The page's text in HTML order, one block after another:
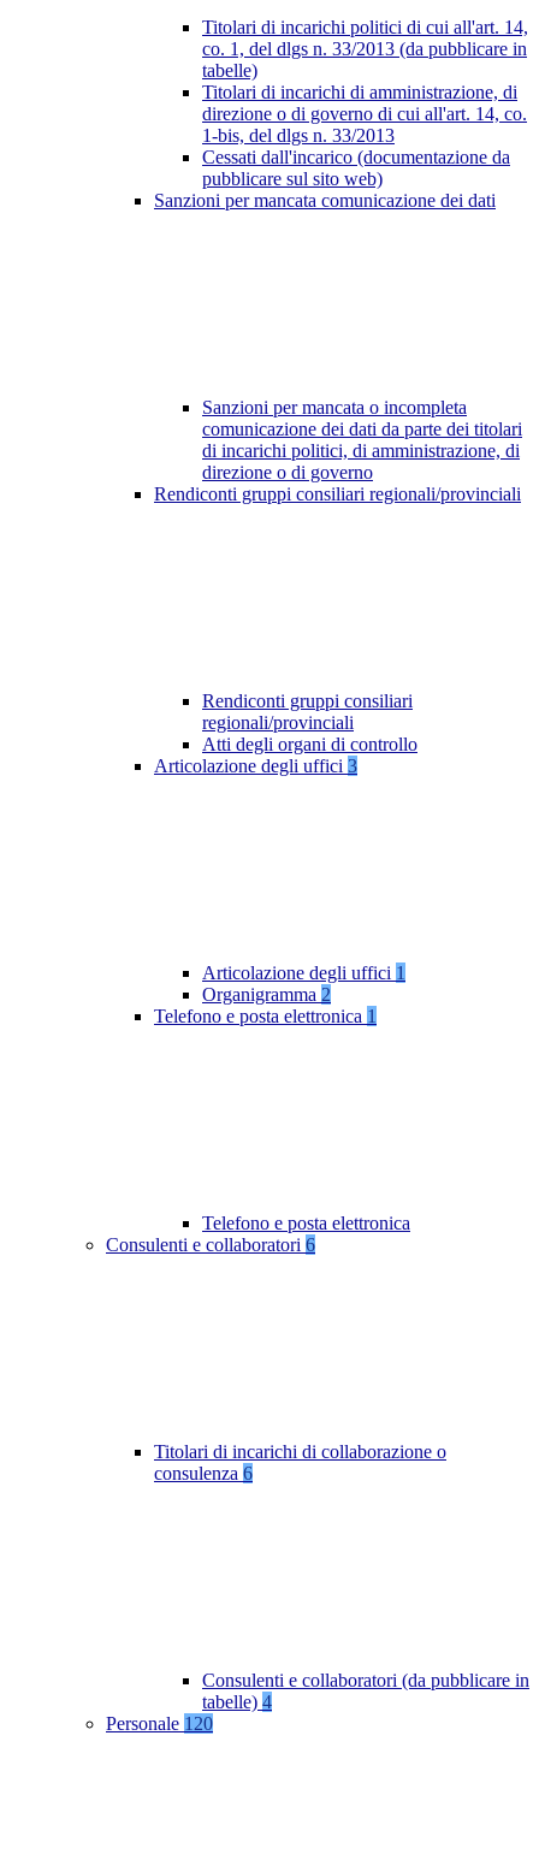
Titolari di incarichi politici di cui all'art. 14,
co. 1, del dlgs n. 33/2013 (da pubblicare in
tabelle)
Titolari di incarichi di amministrazione, di
direzione o di governo di cui all'art. 14, co.
1-bis, del dlgs n. 33/2013
Cessati dall'incarico (documentazione da
pubblicare sul sito web)
Sanzioni per mancata comunicazione dei dati
Sanzioni per mancata o incompleta
comunicazione dei dati da parte dei titolari
di incarichi politici, di amministrazione, di
direzione o di governo
Rendiconti gruppi consiliari regionali/provinciali
Rendiconti gruppi consiliari
regionali/provinciali
Atti degli organi di controllo
Articolazione degli uffici 3
Articolazione degli uffici 1
Organigramma 2
Telefono e posta elettronica 1
Telefono e posta elettronica
Consulenti e collaboratori 6
Titolari di incarichi di collaborazione o
consulenza 6
Consulenti e collaboratori (da pubblicare in
tabelle) 4
Personale 120